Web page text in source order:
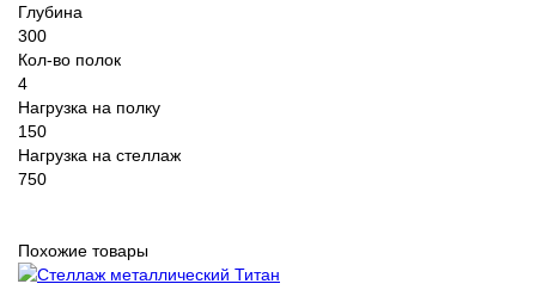
Глубина
300
Кол-во полок
4
Нагрузка на полку
150
Нагрузка на стеллаж
750
Похожие товары